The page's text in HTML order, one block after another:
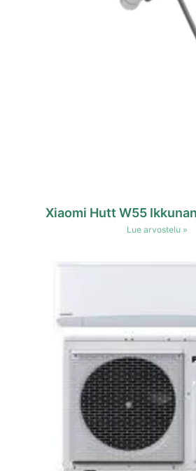
Xiaomi Hutt W55
Lue arvostelu »